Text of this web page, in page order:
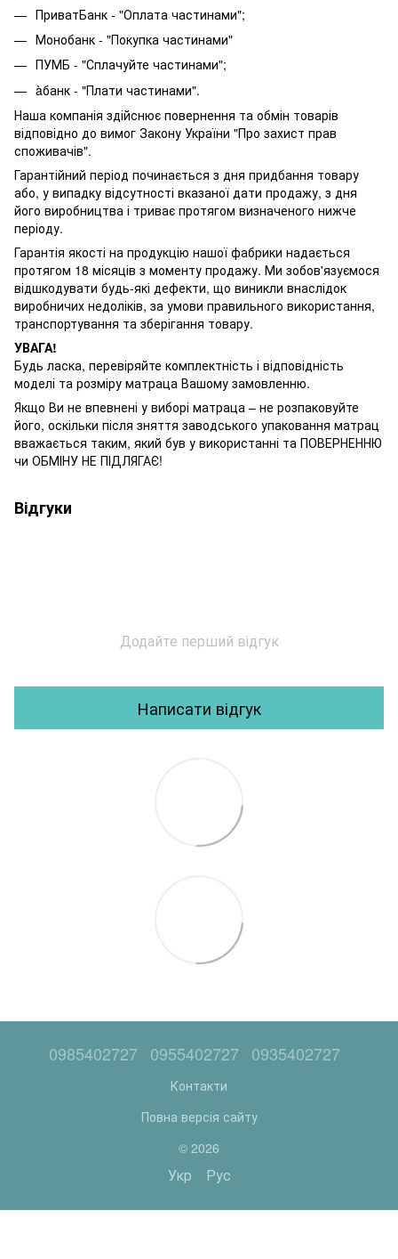
ПриватБанк - "Оплата частинами";
Монобанк - "Покупка частинами"
ПУМБ - "Сплачуйте частинами";
àбанк - "Плати частинами".
Наша компанія здійснює повернення та обмін товарів
відповідно до вимог Закону України "Про захист прав
споживачів".
Гарантійний період починається з дня придбання товару
або, у випадку відсутності вказаної дати продажу, з дня
його виробництва і триває протягом визначеного нижче
періоду.
Гарантія якості на продукцію нашої фабрики надається
протягом 18 місяців з моменту продажу. Ми зобов'язуємося
відшкодувати будь-які дефекти, що виникли внаслідок
виробничих недоліків, за умови правильного використання,
транспортування та зберігання товару.
УВАГА!
Будь ласка, перевіряйте комплектність і відповідність
моделі та розміру матраца Вашому замовленню.
Якщо Ви не впевнені у виборі матраца – не розпаковуйте
його, оскільки після зняття заводського упаковання матрац
вважається таким, який був у використанні та ПОВЕРНЕННЮ
чи ОБМІНУ НЕ ПІДЛЯГАЄ!
Відгуки
Додайте перший відгук
Написати відгук
0985402727 0955402727 0935402727
Контакти
Повна версія сайту
© 2026
Укр Рус